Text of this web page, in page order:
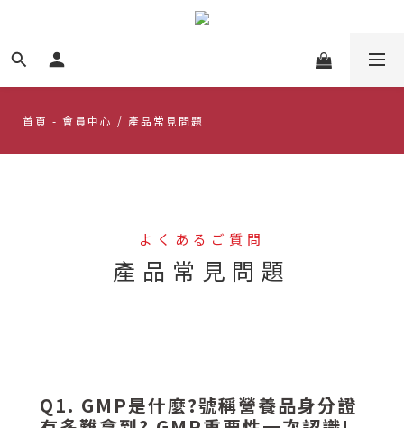
首頁 - 會員中心 / 產品常見問題
よくあるご質問
產品常見問題
Q1. GMP是什麼?號稱營養品身分證